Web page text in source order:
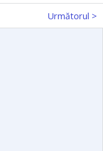
Următorul >